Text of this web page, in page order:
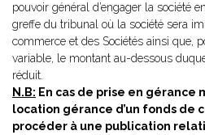
pouvoir général d’engager la société
greffe du tribunal où la société sera
commerce et des Sociétés ainsi que,
variable, le montant au-dessous
réduit.
N.B: En cas de prise en gérance
location gérance d’un fonds de
procéder à une publication